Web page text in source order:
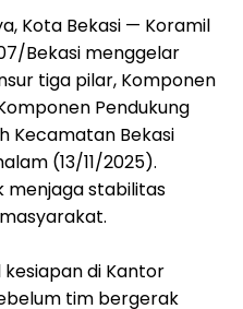
Kota Bekasi — Koramil
Bekasi menggelar
tiga pilar, Komponen
Pendukung
Kecamatan Bekasi
(13/11/2025).
menjaga stabilitas
di Kantor
tim bergerak